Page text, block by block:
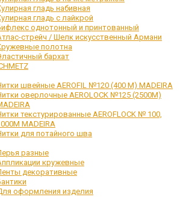
гладь набивная
гладь с лайкрой
однотонный и принтованный
стрейч / Шелк искусственный Армани
полотна
бархат
швейные AEROFIL №120 (400 М) MADEIRA
оверлочные AEROLOCK №125 (2500М)
текстурированные AEROFLOCK № 100,
MADEIRA
для потайного шва
разные
кружевные
декоративные
оформления изделия